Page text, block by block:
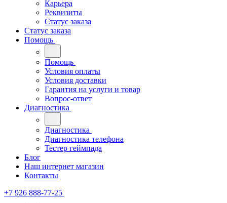
Карьера
Реквизиты
Статус заказа
Статус заказа
Помощь
Помощь
Условия оплаты
Условия доставки
Гарантия на услуги и товар
Вопрос-ответ
Диагностика
Диагностика
Диагностика телефона
Тестер геймпада
Блог
Наш интернет магазин
Контакты
+7 926 888-77-25